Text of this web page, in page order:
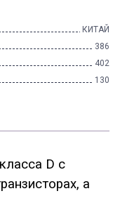
КИТАЙ
386
402
130
D с
а